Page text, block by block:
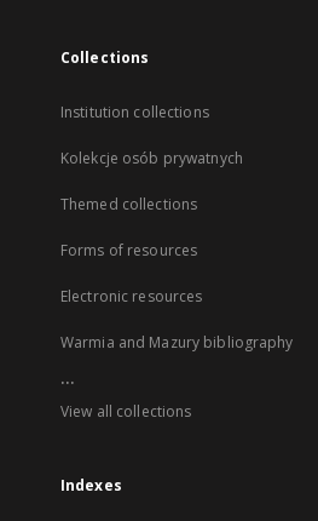
Collections
Institution collections
Kolekcje osób prywatnych
Themed collections
Forms of resources
Electronic resources
Warmia and Mazury bibliography
...
View all collections
Indexes